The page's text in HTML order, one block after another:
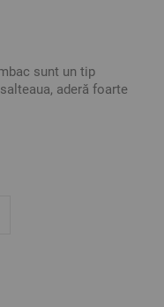
sunt un tip
aderă foarte
mare a țesăturii.